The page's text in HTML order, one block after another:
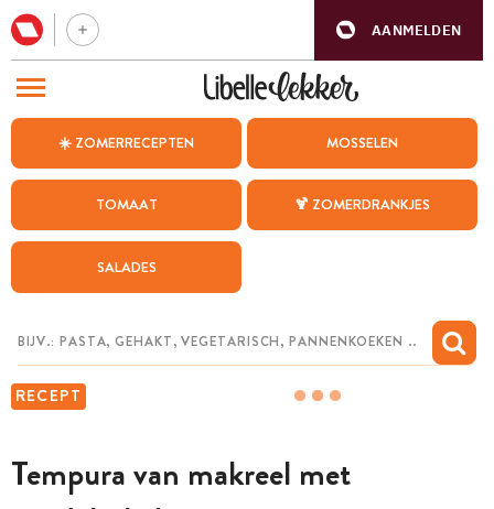
AANMELDEN
☀️ ZOMERRECEPTEN MOSSELEN
TOMAAT 🍹 ZOMERDRANKJES
SALADES
RECEPT
Tempura van makreel met
BEZOEK ONZE ANDERE WEBSITES
WEEKMENU
CHAT MET MAIA
MIJN BEWAARDE RECEPTEN